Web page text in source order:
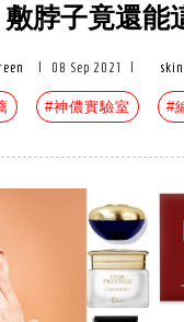
敷脖子竟還能
08 Sep 2021
#神儂實驗室 #